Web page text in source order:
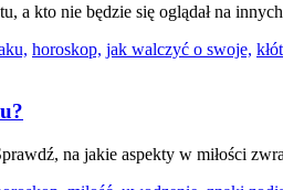
a kto nie będzie się oglądał na
horoskop, jak walczyć o swoje,
na jakie aspekty w miłości